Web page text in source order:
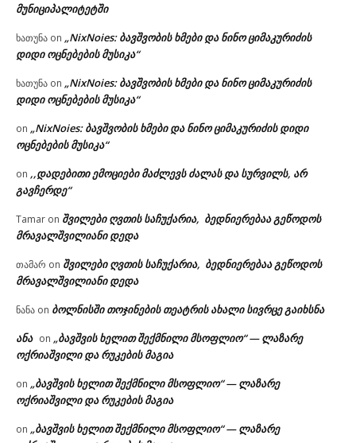
მუნიციპალიტეტში
ხათუნა on „NixNoies: ბავშვობის ხმები და ნინო ციმაკურიძის
დიდი ოცნებების მუსიკა“
ხათუნა on „NixNoies: ბავშვობის ხმები და ნინო ციმაკურიძის
დიდი ოცნებების მუსიკა“
on „NixNoies: ბავშვობის ხმები და ნინო ციმაკურიძის დიდი
ოცნებების მუსიკა“
on ,,დადებითი ემოციები მაძლევს ძალას და სურვილს, არ
გავჩერდე“
Tamar on შვილები ღვთის საჩუქარია, ბედნიერებაა გეწოდოს
მრავალშვილიანი დედა
თამარ on შვილები ღვთის საჩუქარია, ბედნიერებაა გეწოდოს
მრავალშვილიანი დედა
ნანა on ბოლნისში თოჯინების თეატრის ახალი სივრცე გაიხსნა
ანა on „ბავშვის ხელით შექმნილი მსოფლიო“ — ლაზარე
ოქრიაშვილი და რუკების მაგია
on „ბავშვის ხელით შექმნილი მსოფლიო“ — ლაზარე
ოქრიაშვილი და რუკების მაგია
on „ბავშვის ხელით შექმნილი მსოფლიო“ — ლაზარე